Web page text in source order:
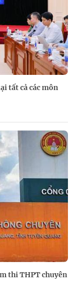
tất cả các môn
thi THPT chuyên